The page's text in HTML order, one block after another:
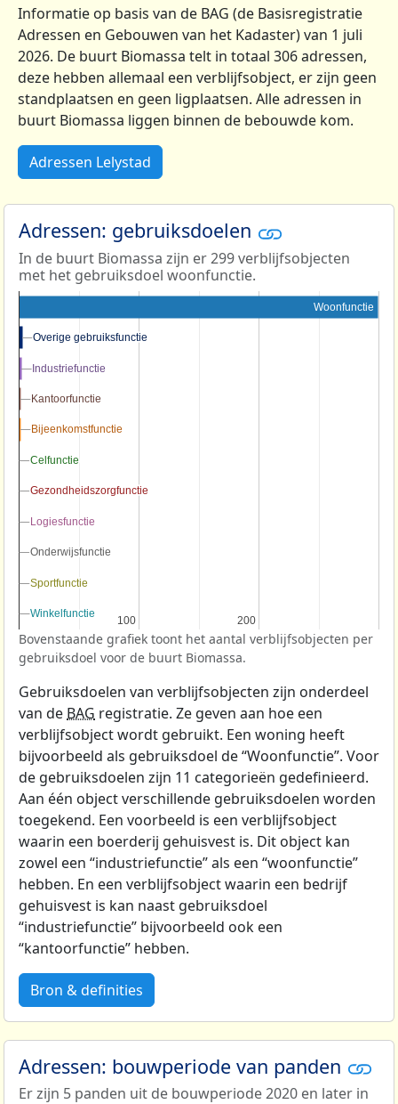
Informatie op basis van de BAG (de Basisregistratie
Adressen en Gebouwen van het Kadaster) van 1 juli
2026. De buurt Biomassa telt in totaal 306 adressen,
deze hebben allemaal een verblijfsobject, er zijn geen
standplaatsen en geen ligplaatsen. Alle adressen in
buurt Biomassa liggen binnen de bebouwde kom.
Adressen Lelystad
Adressen: gebruiksdoelen
In de buurt Biomassa zijn er 299 verblijfsobjecten
met het gebruiksdoel woonfunctie.
100
100 200
200
Woonfunctie
Overige gebruiksfunctie
Overige gebruiksfunctie
Industriefunctie
Industriefunctie
Kantoorfunctie
Kantoorfunctie
Bijeenkomstfunctie
Bijeenkomstfunctie
Celfunctie
Celfunctie
Gezondheidszorgfunctie
Gezondheidszorgfunctie
Logiesfunctie
Logiesfunctie
Onderwijsfunctie
Onderwijsfunctie
Sportfunctie
Sportfunctie
Winkelfunctie
Winkelfunctie
Bovenstaande grafiek toont het aantal verblijfsobjecten per
gebruiksdoel voor de buurt Biomassa.
Gebruiksdoelen van verblijfsobjecten zijn onderdeel
van de BAG registratie. Ze geven aan hoe een
verblijfsobject wordt gebruikt. Een woning heeft
bijvoorbeeld als gebruiksdoel de “Woonfunctie”. Voor
de gebruiksdoelen zijn 11 categorieën gedefinieerd.
Aan één object verschillende gebruiksdoelen worden
toegekend. Een voorbeeld is een verblijfsobject
waarin een boerderij gehuisvest is. Dit object kan
zowel een “industriefunctie” als een “woonfunctie”
hebben. En een verblijfsobject waarin een bedrijf
gehuisvest is kan naast gebruiksdoel
“industriefunctie” bijvoorbeeld ook een
“kantoorfunctie” hebben.
Bron & definities
Adressen: bouwperiode van panden
Er zijn 5 panden uit de bouwperiode 2020 en later in